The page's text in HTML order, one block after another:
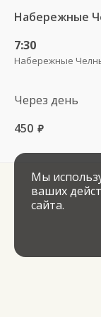
7:30
Набережные
Через день
450 руб.
Мы
ваших
сайта.